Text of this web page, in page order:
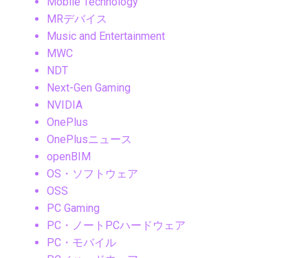
MRデバイス
Music and Entertainment
MWC
NDT
Next-Gen Gaming
NVIDIA
OnePlus
OnePlusニュース
openBIM
OS・ソフトウェア
OSS
PC Gaming
PC・ノートPCハードウェア
PC・モバイル